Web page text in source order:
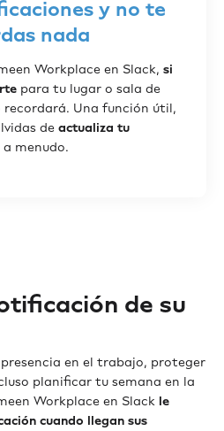
y no te
nada
Workplace en Slack, si
para tu lugar o sala de
recordará. Una función útil,
de actualiza tu
a menudo.
de su
en el trabajo, proteger
planificar tu semana en la
Workplace en Slack le
cuando llegan sus